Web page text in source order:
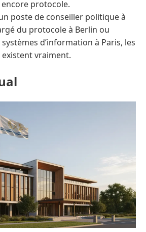
protocole.
poste de conseiller politique à
du protocole à Berlin ou
systèmes d’information à Paris, les
vraiment.